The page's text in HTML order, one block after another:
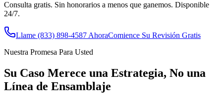
Consulta gratis. Sin honorarios a menos que ganemos. Disponible
24/7.
Llame (833) 898-4587 AhoraComience Su Revisión Gratis
Nuestra Promesa Para Usted
Su Caso Merece una Estrategia, No una
Línea de Ensamblaje